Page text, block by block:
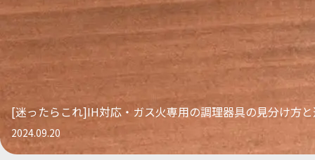
[迷ったらこれ]IH対応・ガス火専用の調理器具の見分け方
2024.09.20